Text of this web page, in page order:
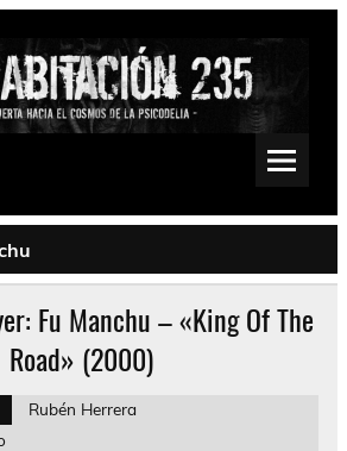
Doom, Sludge, Fuzz, Space, Drone
Fu Manchu – «King Of The
Road» (2000)
Rubén Herrera